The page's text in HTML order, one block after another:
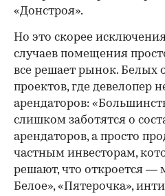
«Донстроя».
Но это скорее
случаев помещения
все решает рынок. Белых
проектов, где девелопер
арендаторов:
слишком заботятся о
арендаторов, а просто
частным инвесторам,
решают, что откроется —
Белое», «Пятерочка»,